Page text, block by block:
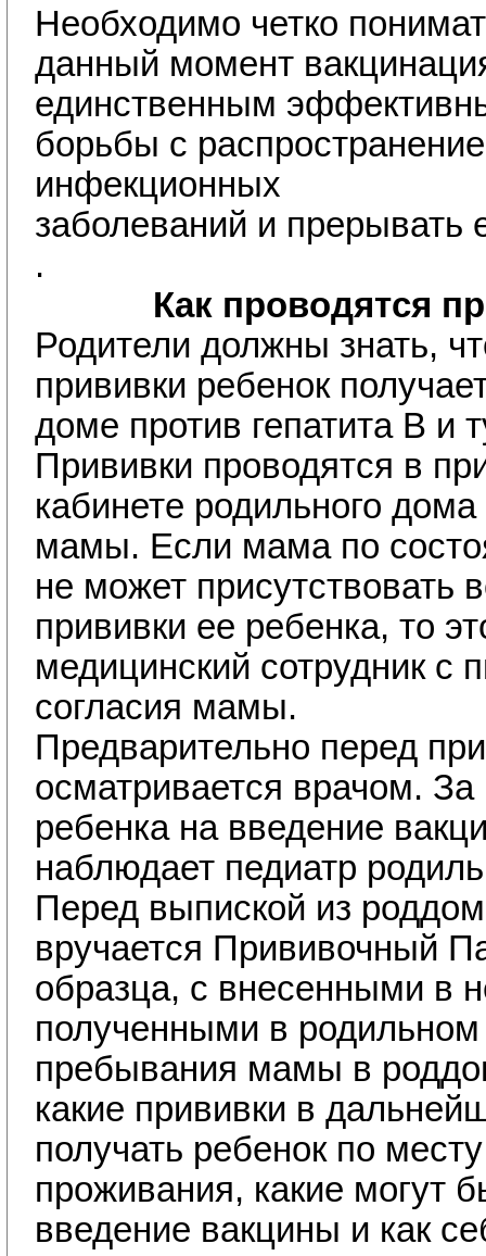
Необходимо четко
данный момент
единственным
борьбы с
инфекционных
заболеваний и прерывать
.
Как проводятся
Родители должны знать,
прививки ребенок
доме против гепатита В и
Прививки проводятся в
кабинете родильного
мамы. Если мама по
не может присутствовать
прививки ее ребенка, то
медицинский сотрудник с
согласия мамы.
Предварительно перед
осматривается врачом. За
ребенка на введение
наблюдает педиатр
Перед выпиской из
вручается Прививочный
образца, с внесенными в
полученными в
пребывания мамы в
какие прививки в
получать ребенок по
проживания, какие могут
введение вакцины и как